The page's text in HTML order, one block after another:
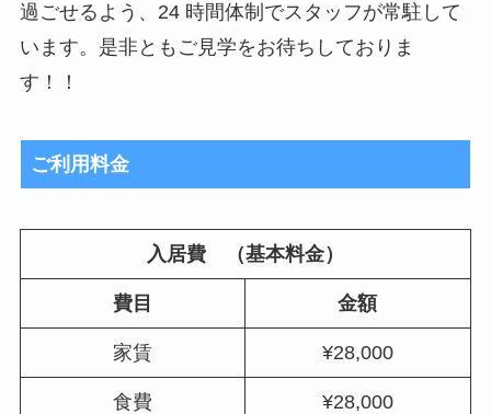
過ごせるよう、24 時間体制でスタッフが常駐して
います。是非ともご見学をお待ちしておりま
す！！
ご利用料金
入居費 （基本料金）
費目 金額
家賃 ¥28,000
食費 ¥28,000